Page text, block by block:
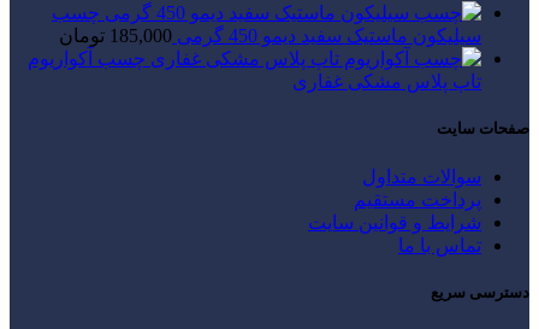
چسب
سیلیکون ماستیک سفید دیمو 450 گرمی
185,000 تومان
چسب آکواریوم
تاپ پلاس مشکی غفاری
صفحات سایت
سوالات متداول
پرداخت مستقیم
شرایط و قوانین سایت
تماس با ما
دسترسی سریع